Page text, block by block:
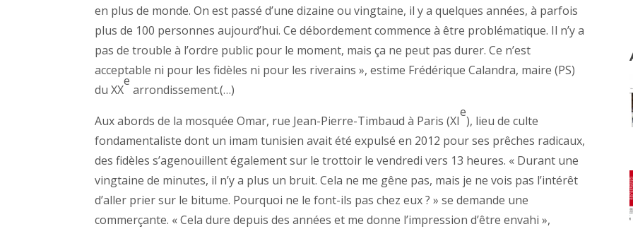
en plus de monde. On est passé d’une dizaine ou vingtaine, il y a quelques années, à parfois
plus de 100 personnes aujourd’hui. Ce débordement commence à être problématique. Il n’y a
pas de trouble à l’ordre public pour le moment, mais ça ne peut pas durer. Ce n’est
acceptable ni pour les fidèles ni pour les riverains », estime Frédérique Calandra, maire (PS)
du XX
e
arrondissement.(…)
Aux abords de la mosquée Omar, rue Jean-Pierre-Timbaud à Paris (XI
e
), lieu de culte
fondamentaliste dont un imam tunisien avait été expulsé en 2012 pour ses prêches radicaux,
des fidèles s’agenouillent également sur le trottoir le vendredi vers 13 heures. « Durant une
vingtaine de minutes, il n’y a plus un bruit. Cela ne me gêne pas, mais je ne vois pas l’intérêt
d’aller prier sur le bitume. Pourquoi ne le font-ils pas chez eux ? » se demande une
commerçante. « Cela dure depuis des années et me donne l’impression d’être envahi »,